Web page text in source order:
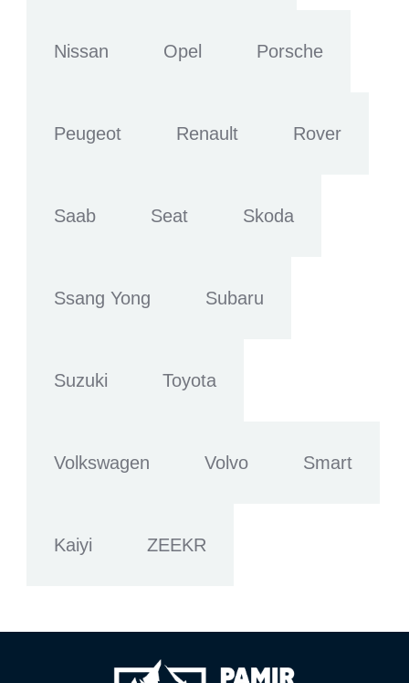
Nissan Opel Porsche
Peugeot Renault Rover
Saab Seat Skoda
Ssang Yong Subaru
Suzuki Toyota
Volkswagen Volvo Smart
Kaiyi ZEEKR